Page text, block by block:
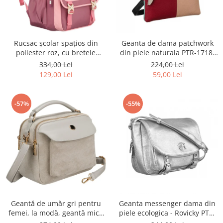
Rucsac școlar spațios din
poliester roz, cu bretele
reglabile - Peterson PTR-PTN
8610-1327 PINK
334,00 Lei
129,00 Lei
Geanta de dama patchwork
din piele naturala PTR-1718-
SKL-6922 MULTI
224,00 Lei
59,00 Lei
-57%
Geantă de umăr gri pentru
femei, la modă, geantă mică
-55%
Geanta messenger dama din
piele ecologica - Rovicky PTR-